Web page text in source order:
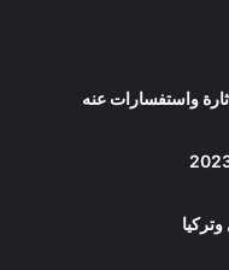
واستفسارات عنه